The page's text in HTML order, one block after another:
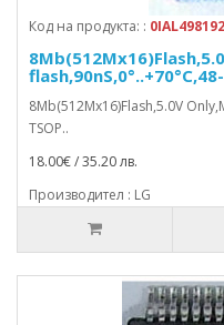
Код на продукта: :
8Mb(512Mx16)Flash,5.0V
TSOP..
18.00€ / 35.20 лв.
Производител : LG